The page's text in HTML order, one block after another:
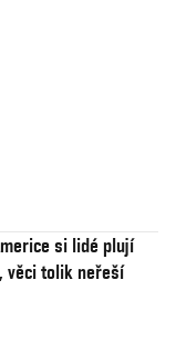
si lidé plují
věci tolik neřeší